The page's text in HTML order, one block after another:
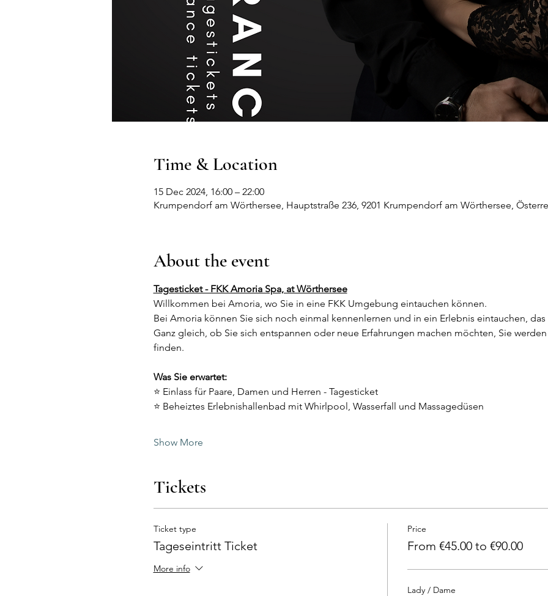
Time & Location
15 Dec 2024, 16:00 – 22:00
Krumpendorf am Wörthersee, Hauptstraße 236, 9201 Krumpendorf am Wörthersee,
About the event
Tagesticket - FKK Amoria Spa, at Wörthersee
Willkommen bei Amoria, wo Sie in eine FKK Umgebung eintauchen können.
Bei Amoria können Sie sich noch einmal kennenlernen und in ein Erlebnis eintauchen,
Ganz gleich, ob Sie sich entspannen oder neue Erfahrungen machen möchten, Sie
finden.
Was Sie erwartet:
⭐ Einlass für Paare, Damen und Herren - Tagesticket
⭐ Beheiztes Erlebnishallenbad mit Whirlpool, Wasserfall und Massagedüsen
Show More
Tickets
Ticket type
Tageseintritt Ticket
More info
Price
From €45.00 to €90.00
Lady / Dame